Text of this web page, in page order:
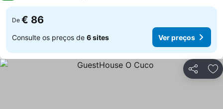
De € 86
Consulte os preços de 6 sites Ver preços
Partilhar